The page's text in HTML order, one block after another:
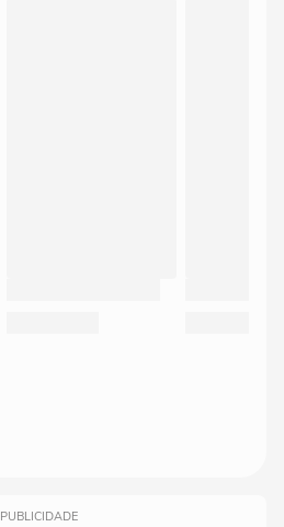
PUBLICIDADE